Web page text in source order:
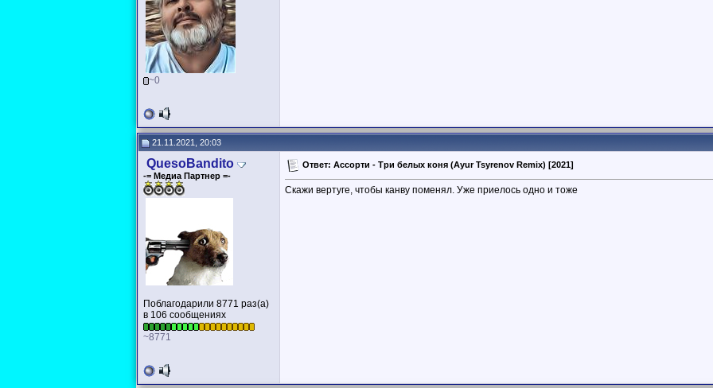
~0
21.11.2021, 20:03
QuesoBandito
-= Медиа Партнер =-
Поблагодарили 8771 раз(а)
в 106 сообщениях
~8771
Ответ: Ассорти - Три белых коня (Ayur Tsyrenov Remix) [2021]
Скажи вертуге, чтобы канву поменял. Уже приелось одно и тоже